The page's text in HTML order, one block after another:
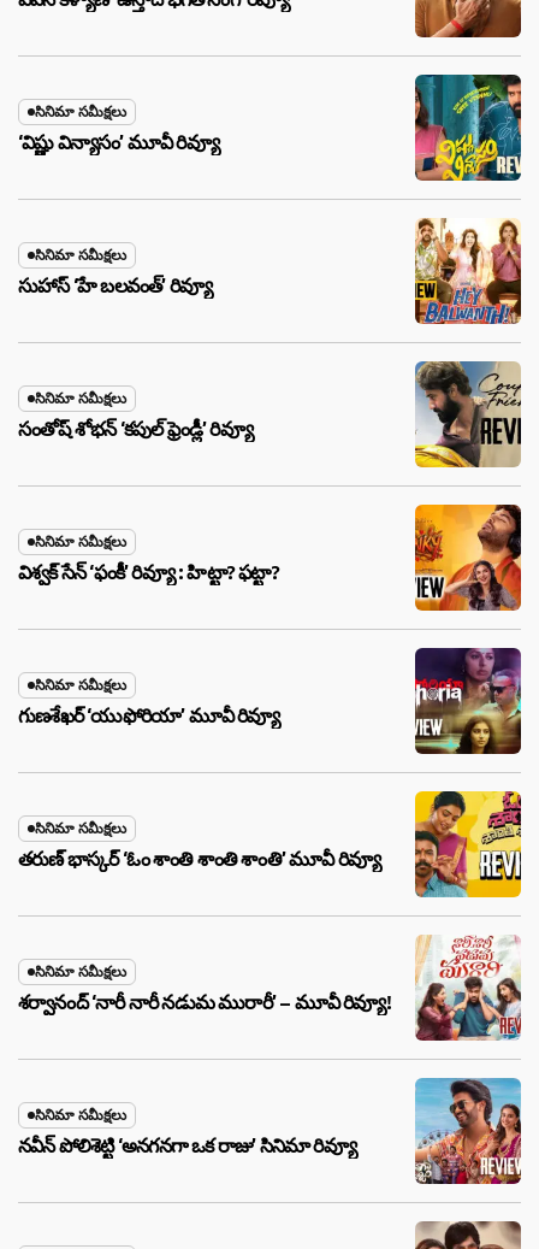
సినిమా సమీక్షలు
‘విష్ణు విన్యాసం’ మూవీ రివ్యూ
సినిమా సమీక్షలు
సుహాస్ ‘హే బలవంత్’ రివ్యూ
సినిమా సమీక్షలు
సంతోష్ శోభన్ ‘కపుల్ ఫ్రెండ్లీ’ రివ్యూ
సినిమా సమీక్షలు
విశ్వక్ సేన్ ‘ఫంకీ’ రివ్యూ : హిట్టా? ఫట్టా?
సినిమా సమీక్షలు
గుణశేఖర్ ‘యుఫోరియా’ మూవీ రివ్యూ
సినిమా సమీక్షలు
తరుణ్ భాస్కర్ ‘ఓం శాంతి శాంతి శాంతి’ మూవీ రివ్యూ
సినిమా సమీక్షలు
శర్వానంద్ ‘నారీ నారీ నడుమ మురారీ’ – మూవీ రివ్యూ!
సినిమా సమీక్షలు
నవీన్ పోలిశెట్టి ‘అనగనగా ఒక రాజు’ సినిమా రివ్యూ